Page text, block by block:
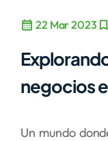
calendar_month 22 Mar 2023 bookmark
negocios
Un mundo